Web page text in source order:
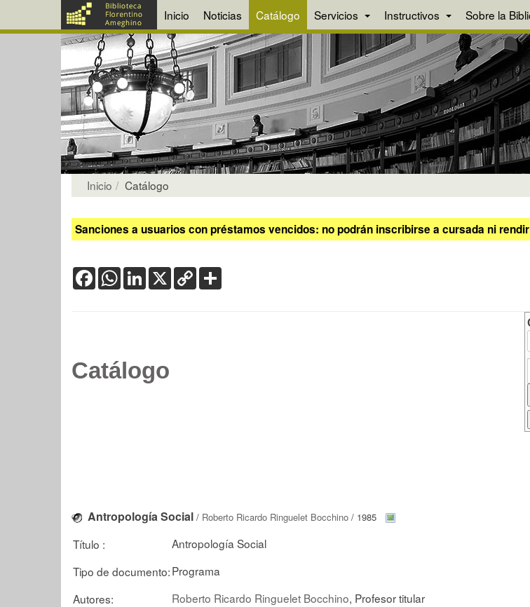
Inicio Noticias Catálogo Servicios Instructivos Sobre la
Inicio Catálogo
Sanciones a usuarios con préstamos vencidos: no podrán inscribirse a cursada ni
FacebookWhatsApp
LinkedIn
X Copy
Link
Catálogo
Antropología Social / Roberto Ricardo Ringuelet Bocchino / 1985
Título :
Antropología Social
Tipo de documento:Programa
Autores:
Roberto Ricardo Ringuelet Bocchino, Profesor titular